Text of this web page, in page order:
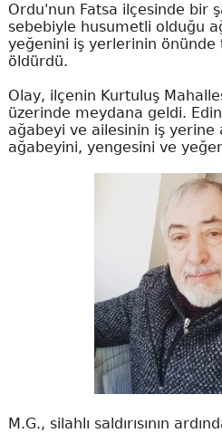
Ordu'nun Fatsa ilçesinde bir
sebebiyle husumetli olduğu
yeğenini iş yerlerinin
öldürdü.
Olay, ilçenin Kurtuluş
üzerinde meydana geldi.
ağabeyi ve ailesinin iş yerine
ağabeyini, yengesini ve
M.G., silahlı saldırısının